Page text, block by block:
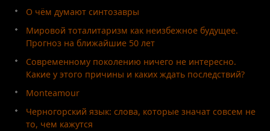
О чём думают синтозавры
Мировой тоталитаризм как неизбежное будущее.
Прогноз на ближайшие 50 лет
Современному поколению ничего не интересно.
Какие у этого причины и каких ждать последствий?
Monteamour
Черногорский язык: слова, которые значат совсем не
то, чем кажутся